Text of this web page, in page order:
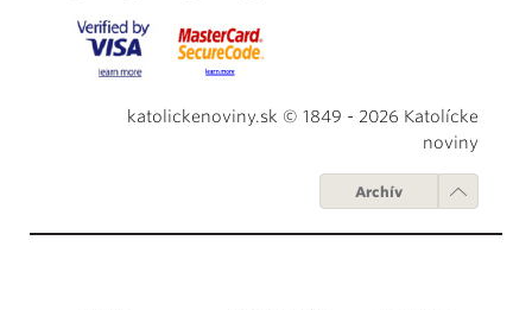
katolickenoviny.sk © 1849 - 2026 Katolícke
noviny
Archív